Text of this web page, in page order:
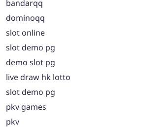
bandarqq
dominoqq
slot online
slot demo pg
demo slot pg
live draw hk lotto
slot demo pg
pkv games
pkv